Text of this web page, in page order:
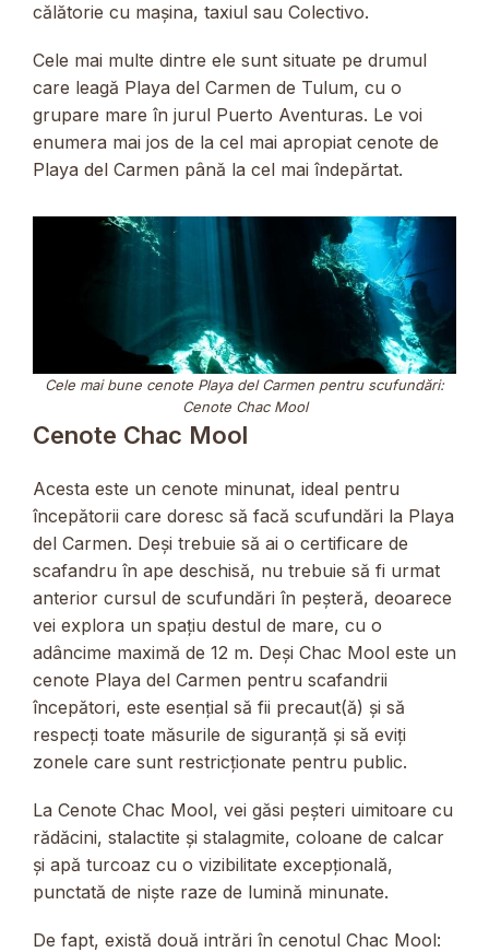
călătorie cu mașina, taxiul sau Colectivo.
Cele mai multe dintre ele sunt situate pe drumul
care leagă Playa del Carmen de Tulum, cu o
grupare mare în jurul Puerto Aventuras. Le voi
enumera mai jos de la cel mai apropiat cenote de
Playa del Carmen până la cel mai îndepărtat.
Cele mai bune cenote Playa del Carmen pentru scufundări:
Cenote Chac Mool
Cenote Chac Mool
Acesta este un cenote minunat, ideal pentru
începătorii care doresc să facă scufundări la Playa
del Carmen. Deși trebuie să ai o certificare de
scafandru în ape deschisă, nu trebuie să fi urmat
anterior cursul de scufundări în peșteră, deoarece
vei explora un spațiu destul de mare, cu o
adâncime maximă de 12 m. Deși Chac Mool este un
cenote Playa del Carmen pentru scafandrii
începători, este esențial să fii precaut(ă) și să
respecți toate măsurile de siguranță și să eviți
zonele care sunt restricționate pentru public.
La Cenote Chac Mool, vei găsi peșteri uimitoare cu
rădăcini, stalactite și stalagmite, coloane de calcar
și apă turcoaz cu o vizibilitate excepțională,
punctată de niște raze de lumină minunate.
De fapt, există două intrări în cenotul Chac Mool: